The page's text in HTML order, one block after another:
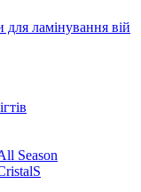
для ламінування вій
Season